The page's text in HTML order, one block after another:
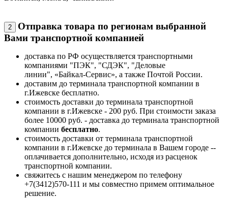
2
Отправка товара по регионам выбранной
Вами транспортной компанией
доставка по РФ осуществляется транспортными
компаниями "ПЭК", "СДЭК", "Деловые
линии", «Байкал-Сервис», а также Почтой России.
доставим до терминала транспортной компании в
г.Ижевске бесплатно.
стоимость доставки до терминала транспортной
компании в г.Ижевске - 200 руб. При стоимости заказа
более 10000 руб. - доставка до терминала транспортной
компании бесплатно.
стоимость доставки от терминала транспортной
компании в г.Ижевске до терминала в Вашем городе --
оплачивается дополнительно, исходя из расценок
транспортной компании.
свяжитесь с нашим менеджером по телефону
+7(3412)570-111 и мы совместно примем оптимальное
решение.